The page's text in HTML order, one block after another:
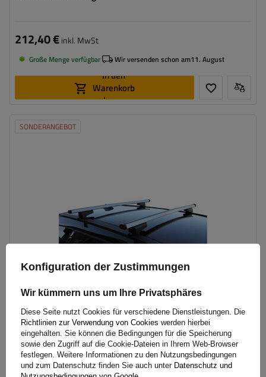
212,40 €inkl. MwSt
Große Menge verfügbar Wir versenden schon am11. August
In den
Warenkorb
legen
SONDERANGEBOT
Dachträger G3 CL 60.110 universell für traditionelle und
integrierte Aluminiumschienen
117,00 €inkl. MwSt
Konfiguration der Zustimmungen
Wir kümmern uns um Ihre Privatsphäres
Diese Seite nutzt Cookies für verschiedene Dienstleistungen. Die
Richtlinien zur Verwendung von Cookies werden hierbei
eingehalten. Sie können die Bedingungen für die Speicherung
sowie den Zugriff auf die Cookie-Dateien in Ihrem Web-Browser
festlegen. Weitere Informationen zu den Nutzungsbedingungen
und zum Datenschutz finden Sie auch unter Datenschutz und